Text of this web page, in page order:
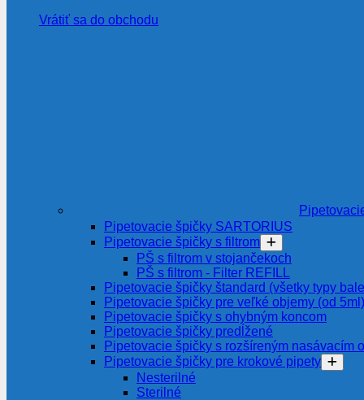
Vrátiť sa do obchodu
Pipetovacie špičky SARTORIUS
Pipetovacie špičky s filtrom
PŠ s filtrom v stojančekoch
PŠ s filtrom - Filter REFILL
Pipetovacie špičky štandard (všetky typy
Pipetovacie špičky pre veľké objemy (od 5ml)
Pipetovacie špičky s ohybným koncom
Pipetovacie špičky predĺžené
Pipetovacie špičky s rozšíreným nasávacím
Pipetovacie špičky pre krokové pipety
Nesterilné
Sterilné